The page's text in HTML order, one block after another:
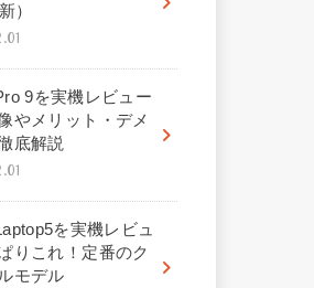
）
9を実機レビュー
やメリット・デメ
底解説
を実機レビュ
りこれ！定番のク
モデル